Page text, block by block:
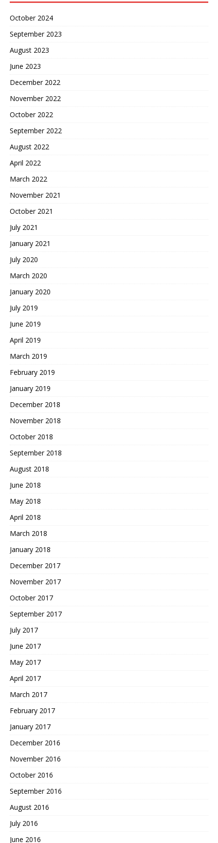
October 2024
September 2023
August 2023
June 2023
December 2022
November 2022
October 2022
September 2022
August 2022
April 2022
March 2022
November 2021
October 2021
July 2021
January 2021
July 2020
March 2020
January 2020
July 2019
June 2019
April 2019
March 2019
February 2019
January 2019
December 2018
November 2018
October 2018
September 2018
August 2018
June 2018
May 2018
April 2018
March 2018
January 2018
December 2017
November 2017
October 2017
September 2017
July 2017
June 2017
May 2017
April 2017
March 2017
February 2017
January 2017
December 2016
November 2016
October 2016
September 2016
August 2016
July 2016
June 2016